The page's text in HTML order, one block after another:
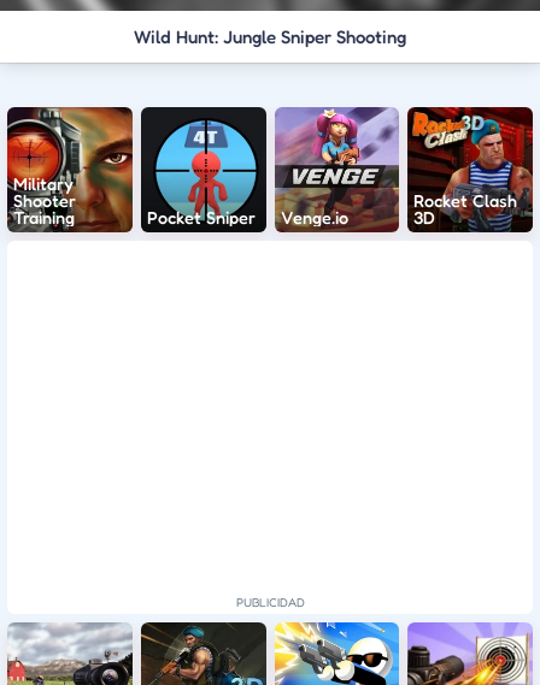
Wild Hunt: Jungle Sniper Shooting
Military
Shooter
Training
Pocket Sniper Venge.io
Rocket Clash
3D